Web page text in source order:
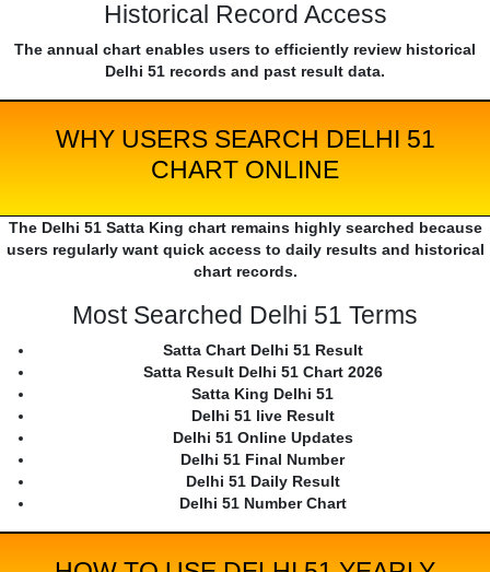
Historical Record Access
The annual chart enables users to efficiently review historical
Delhi 51 records and past result data.
WHY USERS SEARCH DELHI 51
CHART ONLINE
The Delhi 51 Satta King chart remains highly searched because
users regularly want quick access to daily results and historical
chart records.
Most Searched Delhi 51 Terms
Satta Chart Delhi 51 Result
Satta Result Delhi 51 Chart 2026
Satta King Delhi 51
Delhi 51 live Result
Delhi 51 Online Updates
Delhi 51 Final Number
Delhi 51 Daily Result
Delhi 51 Number Chart